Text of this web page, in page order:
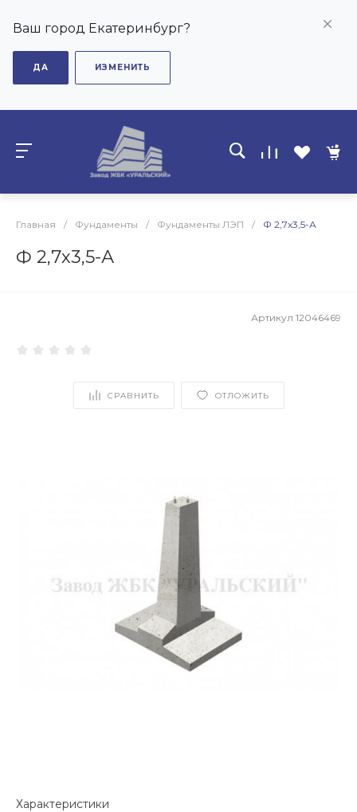
Ваш город Екатеринбург?
ДА ИЗМЕНИТЬ
Главная / Фундаменты / Фундаменты ЛЭП / Ф 2,7х3,5-А
Ф 2,7х3,5-А
Артикул 12046469
СРАВНИТЬ ОТЛОЖИТЬ
Характеристики